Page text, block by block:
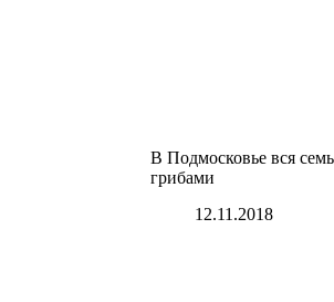
В Подмосковье вся
грибами
12.11.2018